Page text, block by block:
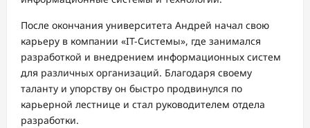
После окончания университета Андрей начал свою
карьеру в компании «IT-Системы», где занимался
разработкой и внедрением информационных систем
для различных организаций. Благодаря своему
таланту и упорству он быстро продвинулся по
карьерной лестнице и стал руководителем отдела
разработки.